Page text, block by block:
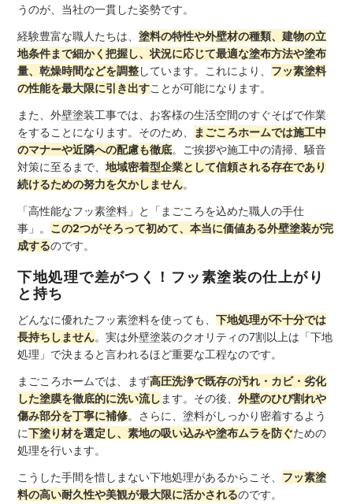
うのが、当社の一貫した姿勢です。
経験豊富な職人たちは、塗料の特性や外壁材の種類、建物の立
地条件まで細かく把握し、状況に応じて最適な塗布方法や塗布
量、乾燥時間などを調整しています。これにより、 フッ素塗料
の性能を最大限に引き出すことが可能になります。
また、外壁塗装工事では、お客様の生活空間のすぐそばで作業
をすることになります。そのため、
まごころホームでは施工中
のマナーや近隣への配慮も徹底。ご挨拶や施工中の清掃、騒音
対策に至るまで、地域密着型企業として信頼される存在であり
続けるための努力を欠かしません。
「高性能なフッ素塗料」と「まごころを込めた職人の手仕
事」。 この2つがそろって初めて、本当に価値ある外壁塗装が完
成するのです。
下地処理で差がつく！フッ素塗装の仕上がり
と持ち
どんなに優れたフッ素塗料を使っても、下地処理が不十分では
長持ちしません。実は外壁塗装のクオリティの7割以上は「下地
処理」で決まると言われるほど重要な工程なのです。
まごころホームでは、まず高圧洗浄で既存の汚れ・カビ・劣化
した塗膜を徹底的に洗い流し ます。その後、外壁のひび割れや
傷み部分を丁寧に補修。さらに、塗料がしっかり密着するよう
に下塗り材を選定し、素地の吸い込みや塗布ムラを防ぐための
処理を行います。
こうした手間を惜しまない下地処理があるからこそ、 フッ素塗
料の高い耐久性や美観が最大限に活かされるのです。